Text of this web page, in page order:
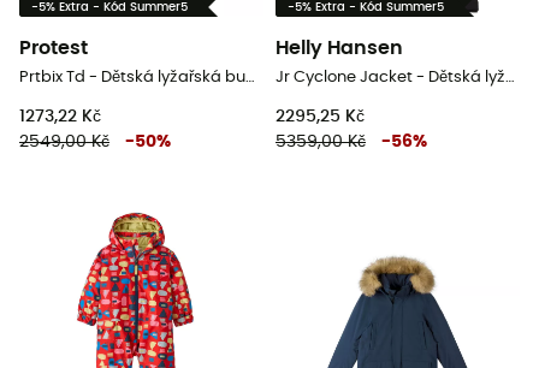
-5% Extra - Kód Summer5
Protest
Prtbix Td - Dětská lyžařská bunda
1273,22 Kč
2549,00 Kč
-50%
-5% Extra - Kód Summer5
Helly Hansen
Jr Cyclone Jacket - Dětská lyžařská bunda
2295,25 Kč
5359,00 Kč
-56%